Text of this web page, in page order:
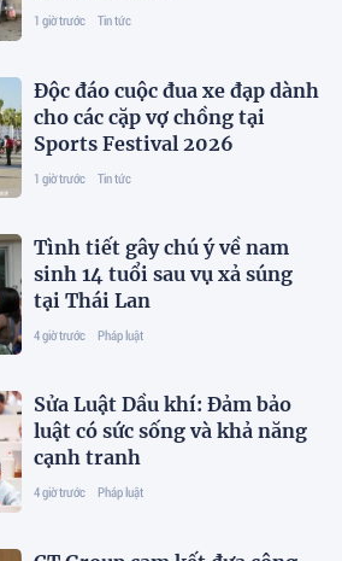
1 giờ trước Tin tức
Độc đáo cuộc đua xe đạp dành
cho các cặp vợ chồng tại
Sports Festival 2026
1 giờ trước Tin tức
Tình tiết gây chú ý về nam
sinh 14 tuổi sau vụ xả súng
tại Thái Lan
4 giờ trước Pháp luật
Sửa Luật Dầu khí: Đảm bảo
luật có sức sống và khả năng
cạnh tranh
4 giờ trước Pháp luật